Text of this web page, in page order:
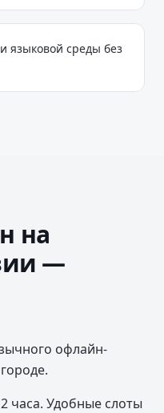
языковой среды без
на
—
офлайн-
часа. Удобные слоты